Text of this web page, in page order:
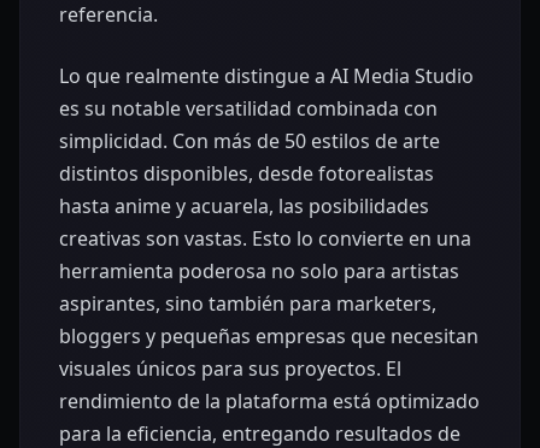
referencia.
Lo que realmente distingue a AI Media Studio
es su notable versatilidad combinada con
simplicidad. Con más de 50 estilos de arte
distintos disponibles, desde fotorealistas
hasta anime y acuarela, las posibilidades
creativas son vastas. Esto lo convierte en una
herramienta poderosa no solo para artistas
aspirantes, sino también para marketers,
bloggers y pequeñas empresas que necesitan
visuales únicos para sus proyectos. El
rendimiento de la plataforma está optimizado
para la eficiencia, entregando resultados de